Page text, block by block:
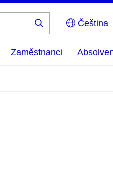
Čeština
Zaměstnanci